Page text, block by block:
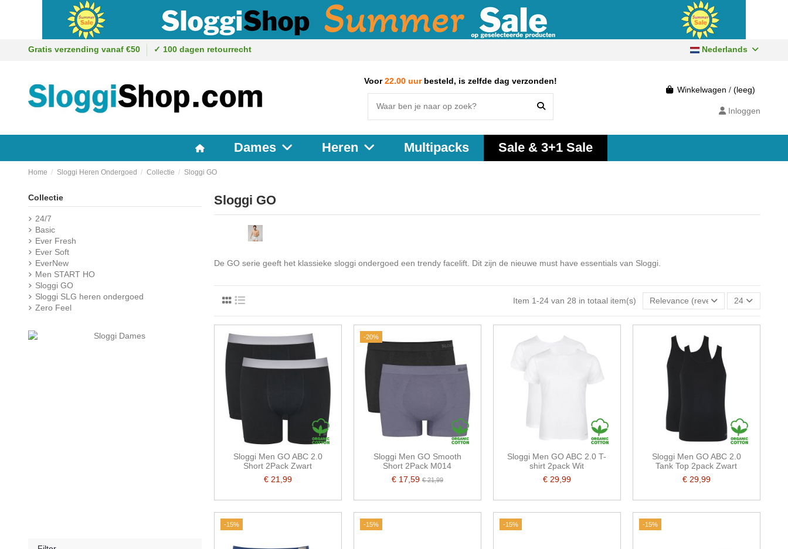
Gratis verzending vanaf €50 ✓ 100 dagen retourrecht Nederlands
Voor22.00 uur besteld, is zelfde dag verzonden!
Winkelwagen / (leeg)
Inloggen
Dames Heren Multipacks Sale & 3+1 Sale
Home Sloggi Heren Ondergoed Collectie Sloggi GO
Sloggi GO
De GO serie geeft het klassieke sloggi ondergoed een trendy facelift. Dit zijn de nieuwe must have essentials van Sloggi.
Item 1-24 van 28 in totaal item(s) Relevance (reverse) 24
Sloggi Men GO ABC 2.0
Short 2Pack Zwart
€ 21,99
-20%
Sloggi Men GO Smooth
Short 2Pack M014
€ 17,59 € 21,99
Sloggi Men GO ABC 2.0 T-
shirt 2pack Wit
€ 29,99
Sloggi Men GO ABC 2.0
Tank Top 2pack Zwart
€ 29,99
-15% -15% -15% -15%
Collectie
24/7
Basic
Ever Fresh
Ever Soft
EverNew
Men START HO
Sloggi GO
Sloggi SLG heren ondergoed
Zero Feel